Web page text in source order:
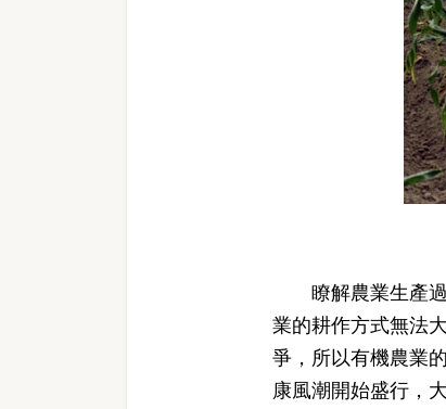
瞭解農業生產過
業的耕作方式無法
爭，所以有機農業
康風潮開始盛行，